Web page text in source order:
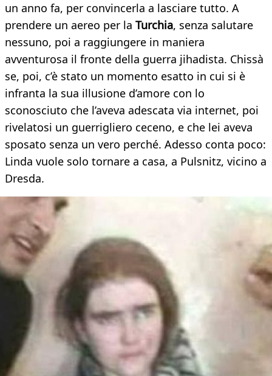
un anno fa, per convincerla a lasciare tutto. A
prendere un aereo per la Turchia, senza salutare
nessuno, poi a raggiungere in maniera
avventurosa il fronte della guerra jihadista. Chissà
se, poi, c’è stato un momento esatto in cui si è
infranta la sua illusione d’amore con lo
sconosciuto che l’aveva adescata via internet, poi
rivelatosi un guerrigliero ceceno, e che lei aveva
sposato senza un vero perché. Adesso conta poco:
Linda vuole solo tornare a casa, a Pulsnitz, vicino a
Dresda.